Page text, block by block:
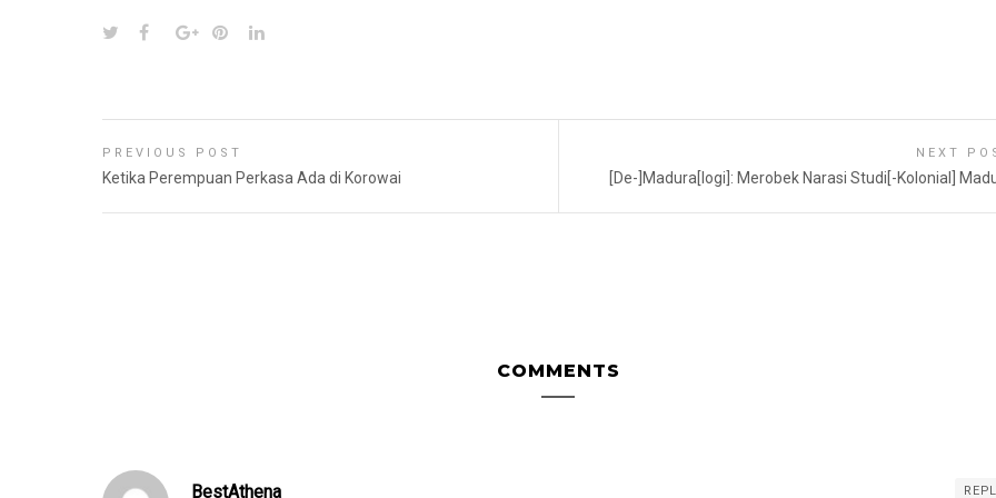
PREVIOUS POST
Ketika Perempuan Perkasa Ada di Korowai
NEXT
[De-]Madura[logi]: Merobek Narasi Studi[-Kolonial]
COMMENTS
BestAthena